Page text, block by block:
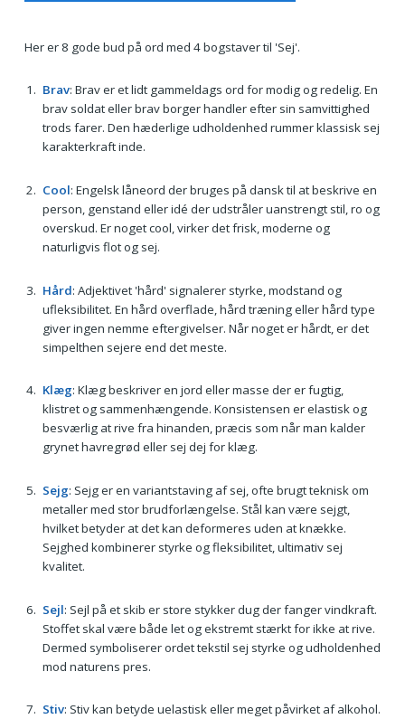
Her er 8 gode bud på ord med 4 bogstaver til 'Sej'.
Brav: Brav er et lidt gammeldags ord for modig og redelig. En
brav soldat eller brav borger handler efter sin samvittighed
trods farer. Den hæderlige udholdenhed rummer klassisk sej
karakterkraft inde.
Cool: Engelsk låneord der bruges på dansk til at beskrive en
person, genstand eller idé der udstråler uanstrengt stil, ro og
overskud. Er noget cool, virker det frisk, moderne og
naturligvis flot og sej.
Hård: Adjektivet 'hård' signalerer styrke, modstand og
ufleksibilitet. En hård overflade, hård træning eller hård type
giver ingen nemme eftergivelser. Når noget er hårdt, er det
simpelthen sejere end det meste.
Klæg: Klæg beskriver en jord eller masse der er fugtig,
klistret og sammenhængende. Konsistensen er elastisk og
besværlig at rive fra hinanden, præcis som når man kalder
grynet havregrød eller sej dej for klæg.
Sejg: Sejg er en variantstaving af sej, ofte brugt teknisk om
metaller med stor brudforlængelse. Stål kan være sejgt,
hvilket betyder at det kan deformeres uden at knække.
Sejghed kombinerer styrke og fleksibilitet, ultimativ sej
kvalitet.
Sejl: Sejl på et skib er store stykker dug der fanger vindkraft.
Stoffet skal være både let og ekstremt stærkt for ikke at rive.
Dermed symboliserer ordet tekstil sej styrke og udholdenhed
mod naturens pres.
Stiv: Stiv kan betyde uelastisk eller meget påvirket af alkohol.